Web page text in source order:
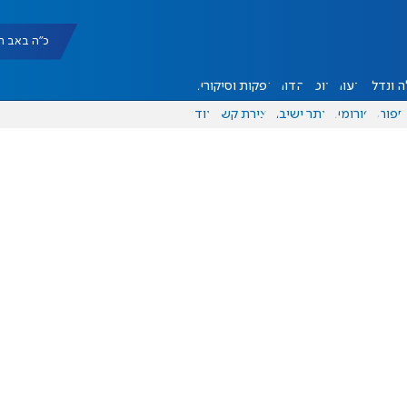
כ"ה באב תשפ"ו
ונדל"ן דעות אוכל יהדות הפקות וסיקורים
ספורט פורומים אתר ישיבה יצירת קשר עוד